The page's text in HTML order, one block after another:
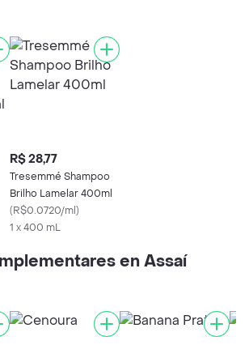
R$ 28,77
Tresemmé Shampoo
Brilho Lamelar 400ml
(R$0.0720/ml)
1 x 400 mL
en Assaí